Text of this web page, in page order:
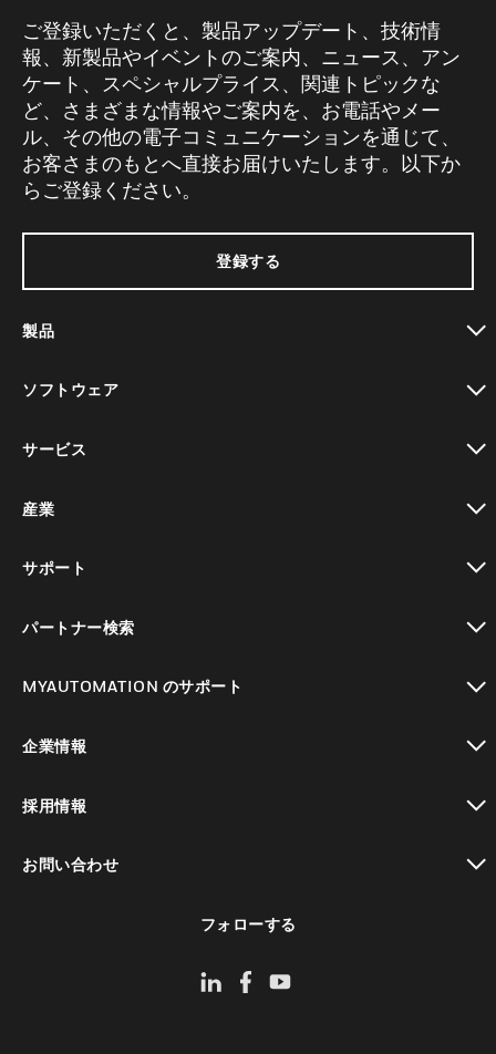
ご登録いただくと、製品アップデート、技術情
報、新製品やイベントのご案内、ニュース、アン
ケート、スペシャルプライス、関連トピックな
ど、さまざまな情報やご案内を、お電話やメー
ル、その他の電子コミュニケーションを通じて、
お客さまのもとへ直接お届けいたします。以下か
らご登録ください。
登録する
製品
ソフトウェア
サービス
産業
サポート
パートナー検索
MYAUTOMATION のサポート
企業情報
採用情報
お問い合わせ
フォローする